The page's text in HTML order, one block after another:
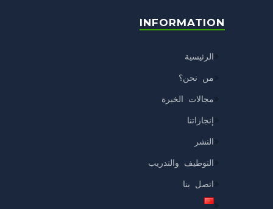
INFORMATION
الرئيسية
من نحن؟
مجالات الخبرة
إنجازاتنا
النشر
التوظيف والتدريب
اتصل بنا